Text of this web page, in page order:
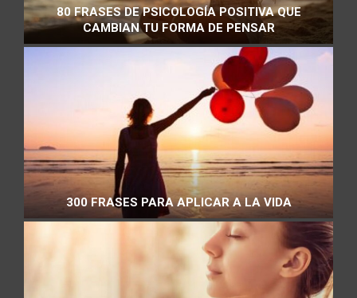
80 FRASES DE PSICOLOGÍA POSITIVA QUE
CAMBIAN TU FORMA DE PENSAR
300 FRASES PARA APLICAR A LA VIDA